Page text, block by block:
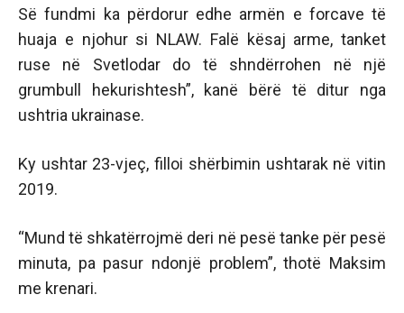
Së fundmi ka përdorur edhe armën e forcave të
huaja e njohur si NLAW. Falë kësaj arme, tanket
ruse në Svetlodar do të shndërrohen në një
grumbull hekurishtesh”, kanë bërë të ditur nga
ushtria ukrainase.
Ky ushtar 23-vjeç, filloi shërbimin ushtarak në vitin
2019.
“Mund të shkatërrojmë deri në pesë tanke për pesë
minuta, pa pasur ndonjë problem”, thotë Maksim
me krenari.